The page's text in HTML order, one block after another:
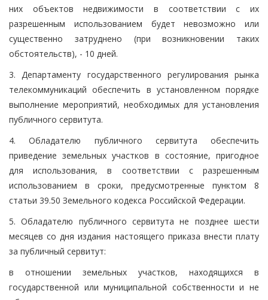
них объектов недвижимости в соответствии с их
разрешенным использованием будет невозможно или
существенно затруднено (при возникновении таких
обстоятельств), - 10 дней.
3. Департаменту государственного регулирования рынка
телекоммуникаций обеспечить в установленном порядке
выполнение мероприятий, необходимых для установления
публичного сервитута.
4. Обладателю публичного сервитута обеспечить
приведение земельных участков в состояние, пригодное
для использования, в соответствии с разрешенным
использованием в сроки, предусмотренные пунктом 8
статьи 39.50 Земельного кодекса Российской Федерации.
5. Обладателю публичного сервитута не позднее шести
месяцев со дня издания настоящего приказа внести плату
за публичный сервитут:
в отношении земельных участков, находящихся в
государственной или муниципальной собственности и не